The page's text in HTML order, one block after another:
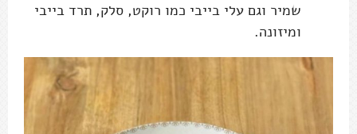
שמיר וגם עלי בייבי כמו רוקט, סלק, תרד בייבי
ומיזונה.